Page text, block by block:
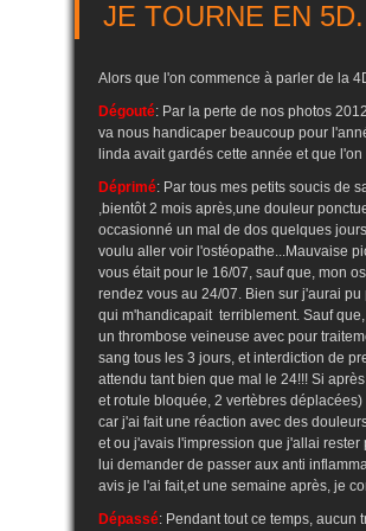
JE TOURNE EN
Alors que l'on commence à parler de la
Dégouté: Par la perte de nos photos
va nous handicaper beaucoup pour
linda avait gardés cette année et que
Déprimé: Par tous mes petits soucis de
,bientôt 2 mois après,une douleur
occasionné un mal de dos quelques
voulu aller voir l'ostéopathe...Mauvaise
vous était pour le 16/07, sauf que, mon
rendez vous au 24/07. Bien sur j'aurai
qui m'handicapait terriblement. Sauf
un thrombose veineuse avec pour
sang tous les 3 jours, et interdiction de
attendu tant bien que mal le 24!!! Si
et rotule bloquée, 2 vertèbres
car j'ai fait une réaction avec des
et ou j'avais l'impression que j'allai
lui demander de passer aux anti
avis je l'ai fait,et une semaine après, je
Dépassé: Pendant tout ce temps,